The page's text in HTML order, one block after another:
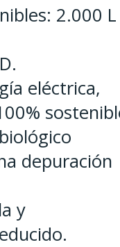
2.000
eléctrica,
depuración
y